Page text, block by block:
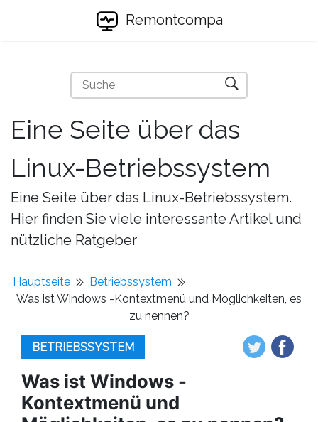
Remontcompa
Eine Seite über das
Linux-Betriebssystem
Eine Seite über das Linux-Betriebssystem.
Hier finden Sie viele interessante Artikel und
nützliche Ratgeber
Hauptseite
Betriebssystem
Was ist Windows -Kontextmenü und Möglichkeiten, es
zu nennen?
BETRIEBSSYSTEM
Was ist Windows -
Kontextmenü und